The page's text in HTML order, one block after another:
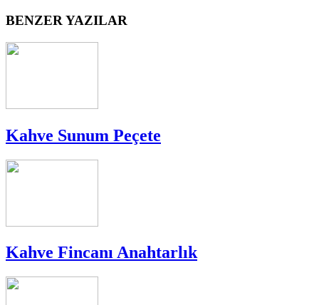
BENZER YAZILAR
Kahve Sunum Peçete
Kahve Fincanı Anahtarlık